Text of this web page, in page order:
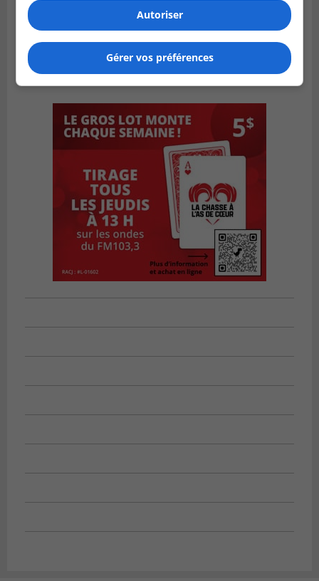
Autoriser
Gérer vos préférences